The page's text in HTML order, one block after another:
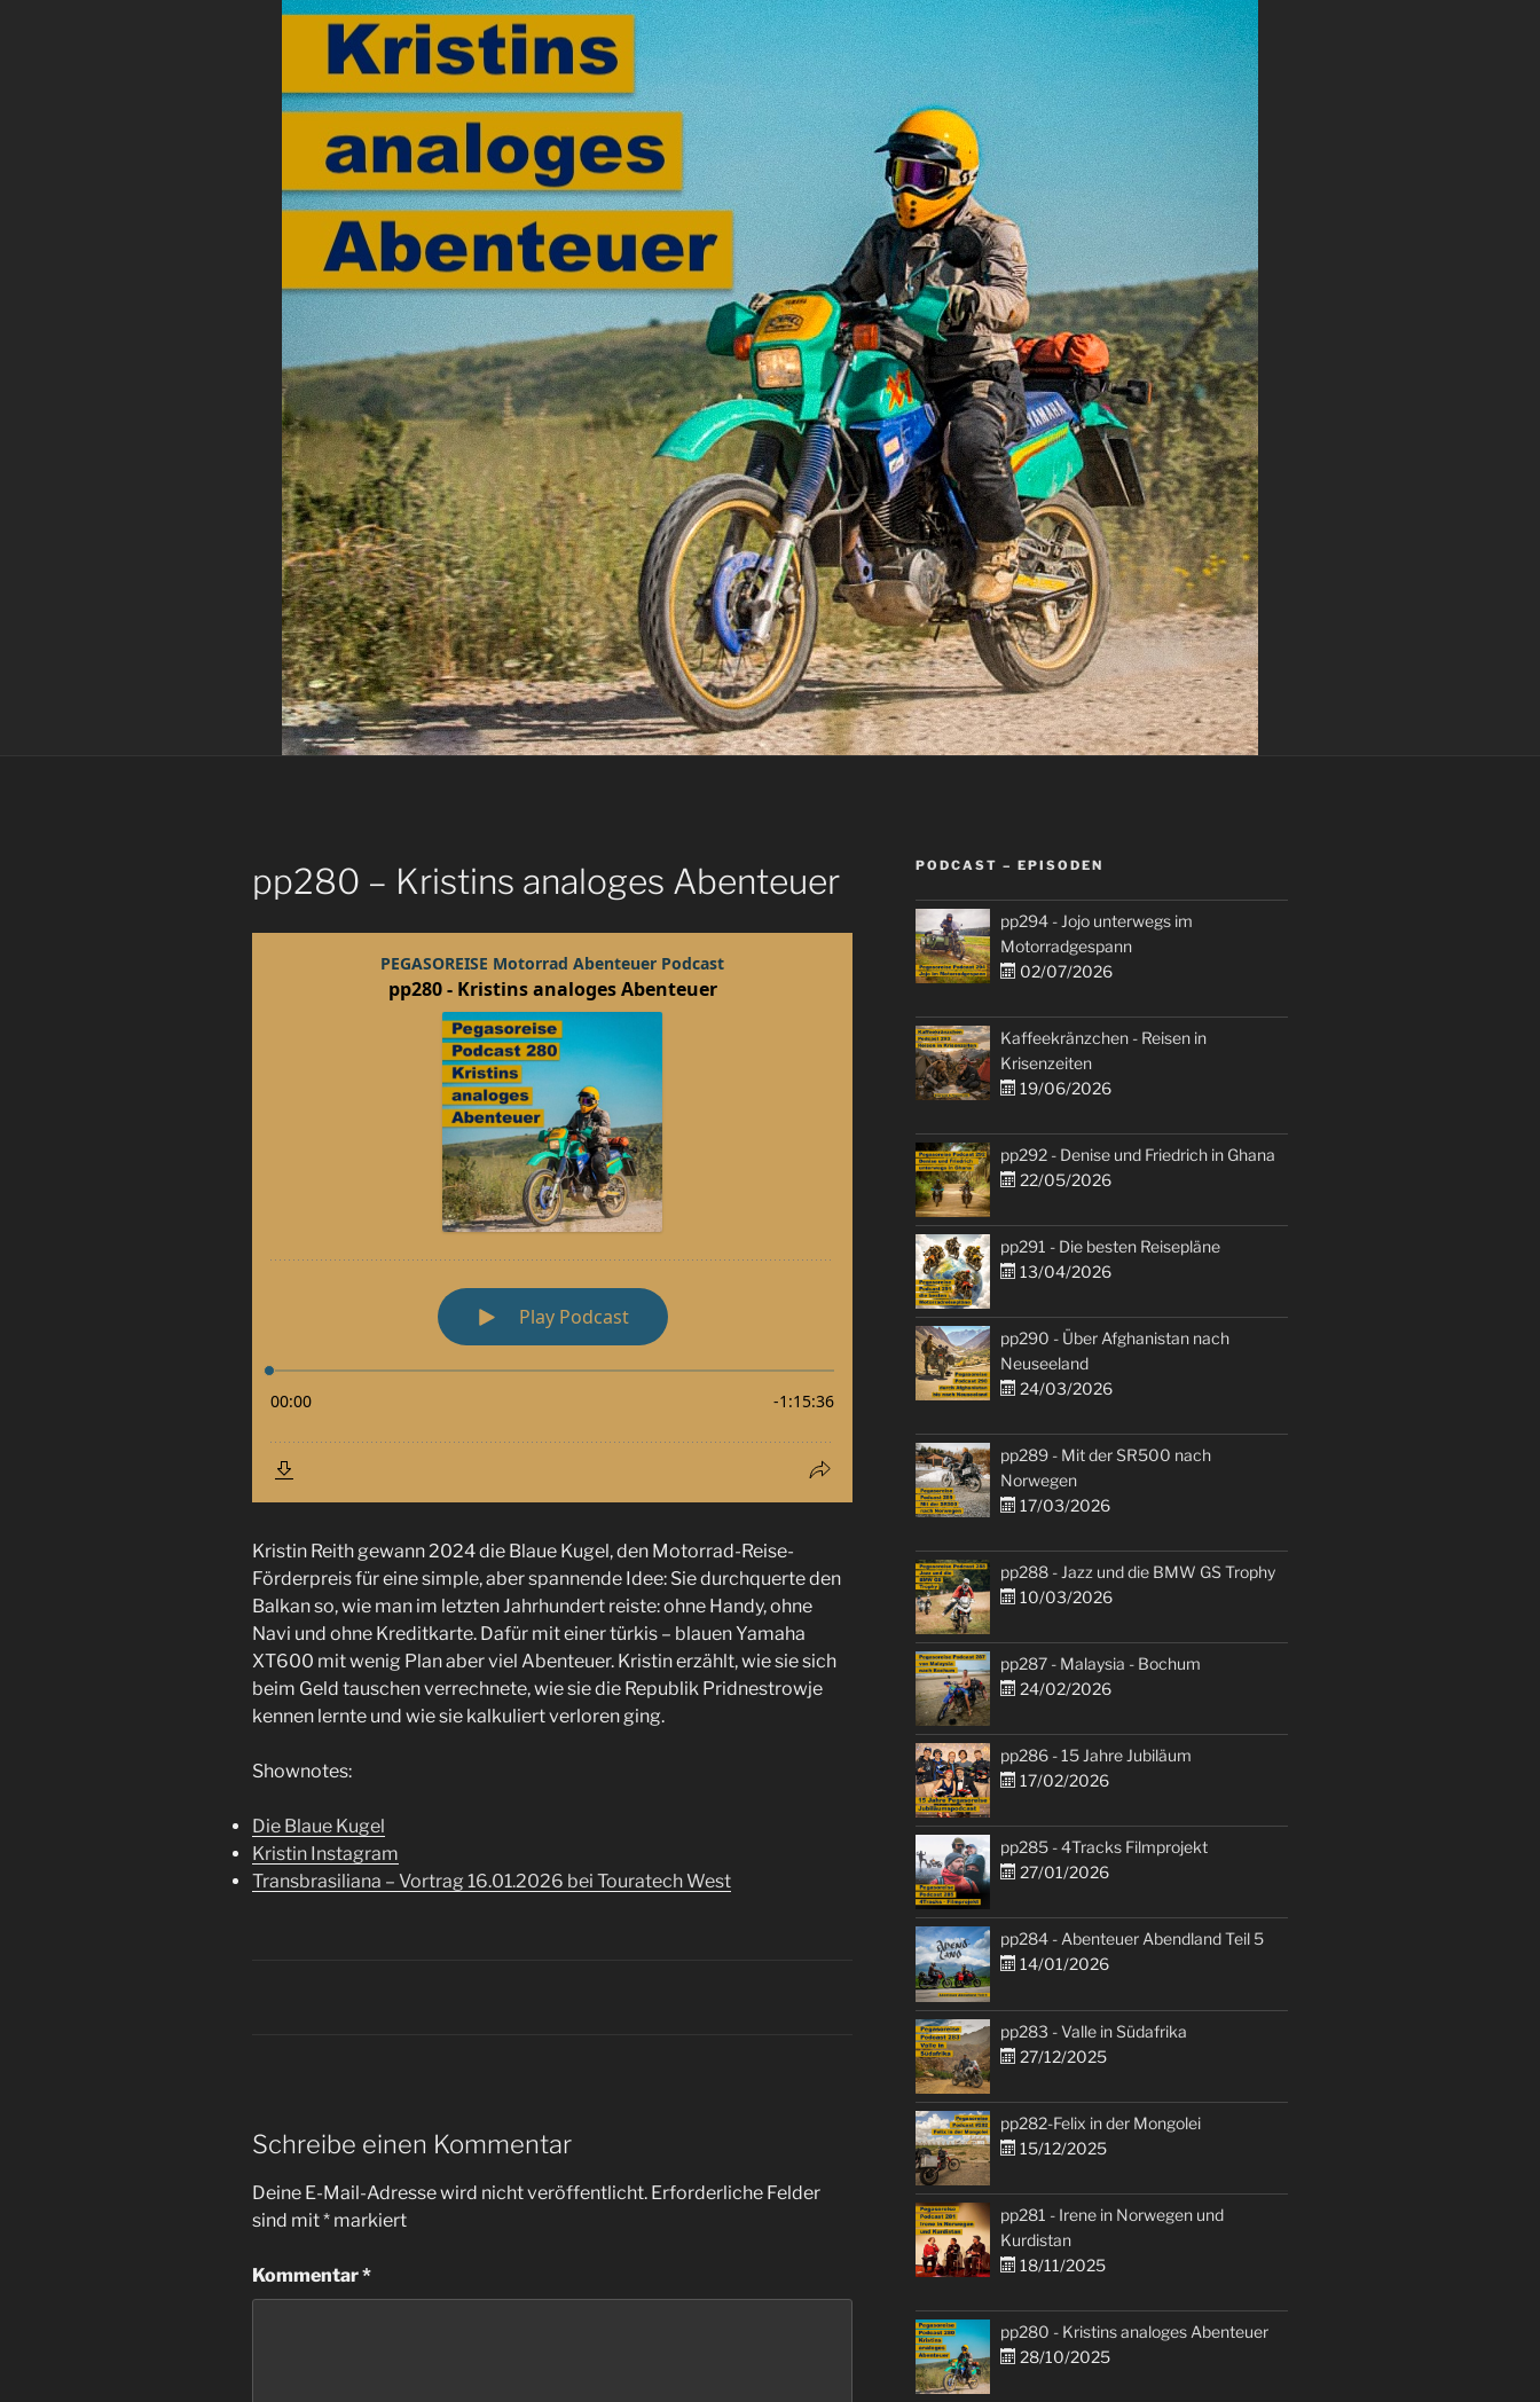
pp280 – Kristins analoges Abenteuer
Kristin Reith gewann 2024 die Blaue Kugel, den Motorrad-Reise-
Förderpreis für eine simple, aber spannende Idee: Sie durchquerte den
Balkan so, wie man im letzten Jahrhundert reiste: ohne Handy, ohne
Navi und ohne Kreditkarte. Dafür mit einer türkis – blauen Yamaha
XT600 mit wenig Plan aber viel Abenteuer. Kristin erzählt, wie sie sich
beim Geld tauschen verrechnete, wie sie die Republik Pridnestrowje
kennen lernte und wie sie kalkuliert verloren ging.
Shownotes:
Die Blaue Kugel
Kristin Instagram
Transbrasiliana – Vortrag 16.01.2026 bei Touratech West
Schreibe einen Kommentar
Deine E-Mail-Adresse wird nicht veröffentlicht. Erforderliche Felder
sind mit* markiert
Kommentar*
PODCAST – EPISODEN
pp294 - Jojo unterwegs im
Motorradgespann
02/07/2026
Kaffeekränzchen - Reisen in
Krisenzeiten
19/06/2026
pp292 - Denise und Friedrich in Ghana
22/05/2026
pp291 - Die besten Reisepläne
13/04/2026
pp290 - Über Afghanistan nach
Neuseeland
24/03/2026
pp289 - Mit der SR500 nach
Norwegen
17/03/2026
pp288 - Jazz und die BMW GS Trophy
10/03/2026
pp287 - Malaysia - Bochum
24/02/2026
pp286 - 15 Jahre Jubiläum
17/02/2026
pp285 - 4Tracks Filmprojekt
27/01/2026
pp284 - Abenteuer Abendland Teil 5
14/01/2026
pp283 - Valle in Südafrika
27/12/2025
pp282-Felix in der Mongolei
15/12/2025
pp281 - Irene in Norwegen und
Kurdistan
18/11/2025
pp280 - Kristins analoges Abenteuer
28/10/2025